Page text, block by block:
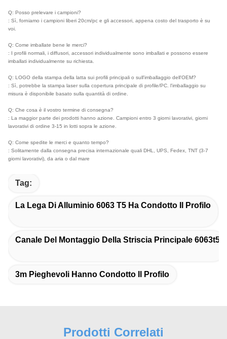
Q: Posso prelevare i campioni?
: Sì, forniamo i campioni liberi 20cm/pc e gli accessori, appena costo del trasporto è su
voi.
Q: Come imballate bene le merci?
: I profili normali, i diffusori, accessori individualmente sono imballati e possono essere
imballati individualmente su richiesta.
Q: LOGO della stampa della latta sui profili principali o sull'imballaggio dell'OEM?
: Sì, potrebbe la stampa laser sulla copertura principale di profile/PC. l'imballaggio su
misura è disponibile basato sulla quantità di ordine.
Q: Che cosa è il vostro termine di consegna?
: La maggior parte dei prodotti hanno azione. Campioni entro 3 giorni lavorativi, giorni
lavorativi di ordine 3-15 in lotti sopra le azione.
Q: Come spedite le merci e quanto tempo?
: Solitamente dalla consegna precisa internazionale quali DHL, UPS, Fedex, TNT (3-7
giorni lavorativi), da aria o dal mare
Tag:
La Lega Di Alluminio 6063 T5 Ha Condotto Il Profilo
Canale Del Montaggio Della Striscia Principale 6063t5
3m Pieghevoli Hanno Condotto Il Profilo
Prodotti Correlati